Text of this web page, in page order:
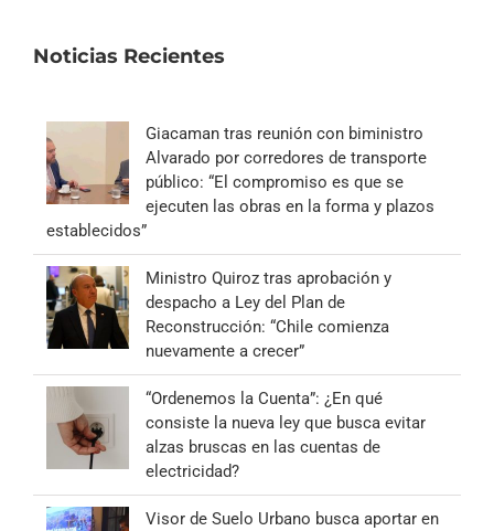
Noticias Recientes
Giacaman tras reunión con biministro
Alvarado por corredores de transporte
público: “El compromiso es que se
ejecuten las obras en la forma y plazos
establecidos”
Ministro Quiroz tras aprobación y
despacho a Ley del Plan de
Reconstrucción: “Chile comienza
nuevamente a crecer”
“Ordenemos la Cuenta”: ¿En qué
consiste la nueva ley que busca evitar
alzas bruscas en las cuentas de
electricidad?
Visor de Suelo Urbano busca aportar en